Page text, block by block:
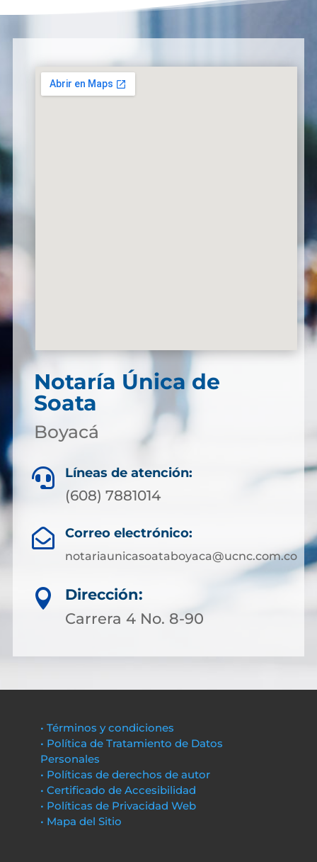
Notaría Única de
Soata
Boyacá
 Líneas de atención:
(608) 7881014
 Correo electrónico:
notariaunicasoataboyaca@ucnc.com.co

Dirección:
Carrera 4 No. 8-90
• Términos y condiciones
• Política de Tratamiento de Datos
Personales
• Políticas de derechos de autor
• Certificado de Accesibilidad
• Políticas de Privacidad Web
• Mapa del Sitio